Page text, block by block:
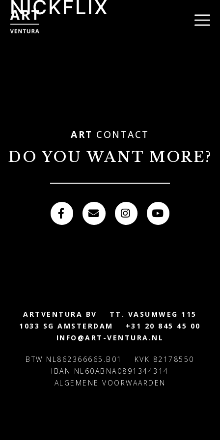
NICKFLIX
ART CONTACT
DO YOU WANT MORE?
ARTVENTURA BV
TT. VASUMWEG 115
1033 SG AMSTERDAM
+31 20 845 45 00
INFO@ART-VENTURA.NL
BTW NL862366665.B01
KVK 82178550
IBAN NL60ABNA0891344314
ALGEMENE VOORWAARDEN